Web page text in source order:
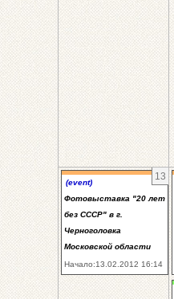
13
(event)
Фотовыставка "20 лет
без СССР" в г.
Черноголовка
Московской области
Начало:13.02.2012 16:14